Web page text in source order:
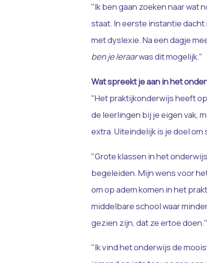
"Ik ben gaan zoeken naar wat
staat. In eerste instantie
met dyslexie. Na een dagje
ben je leraarwas dit mogelijk."
Wat spreekt je aan in het
"Het praktijkonderwijs heeft
de leerlingen bij je eigen vak,
extra. Uiteindelijk is je doel
"Grote klassen in het
begeleiden. Mijn wens voor
om op adem komen in het
middelbare school waar
gezien zijn, dat ze ertoe doen."
"Ik vind het onderwijs de